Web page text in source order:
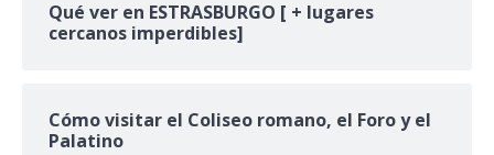
Qué ver en ESTRASBURGO [ + lugares
cercanos imperdibles]
Cómo visitar el Coliseo romano, el Foro y el
Palatino